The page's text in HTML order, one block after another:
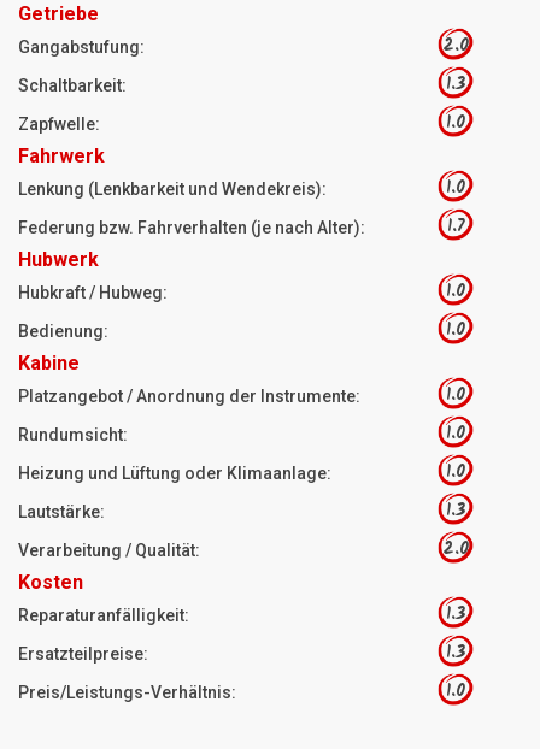
Getriebe
Gangabstufung: 2.0
Schaltbarkeit: 1.3
Zapfwelle: 1.0
Fahrwerk
Lenkung (Lenkbarkeit und Wendekreis): 1.0
Federung bzw. Fahrverhalten (je nach Alter): 1.7
Hubwerk
Hubkraft / Hubweg: 1.0
Bedienung: 1.0
Kabine
Platzangebot / Anordnung der Instrumente: 1.0
Rundumsicht: 1.0
Heizung und Lüftung oder Klimaanlage: 1.0
Lautstärke: 1.3
Verarbeitung / Qualität: 2.0
Kosten
Reparaturanfälligkeit: 1.3
Ersatzteilpreise: 1.3
Preis/Leistungs-Verhältnis: 1.0